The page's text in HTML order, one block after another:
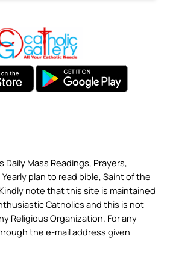
Daily Mass Readings, Prayers,
plan to read bible, Saint of the
note that this site is maintained
Catholics and this is not
Religious Organization. For any
the e-mail address given